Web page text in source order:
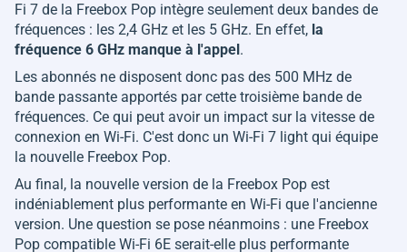
Fi 7 de la Freebox Pop intègre seulement deux bandes de
fréquences : les 2,4 GHz et les 5 GHz. En effet, la
fréquence 6 GHz manque à l'appel.
Les abonnés ne disposent donc pas des 500 MHz de
bande passante apportés par cette troisième bande de
fréquences. Ce qui peut avoir un impact sur la vitesse de
connexion en Wi-Fi. C'est donc un Wi-Fi 7 light qui équipe
la nouvelle Freebox Pop.
Au final, la nouvelle version de la Freebox Pop est
indéniablement plus performante en Wi-Fi que l'ancienne
version. Une question se pose néanmoins : une Freebox
Pop compatible Wi-Fi 6E serait-elle plus performante